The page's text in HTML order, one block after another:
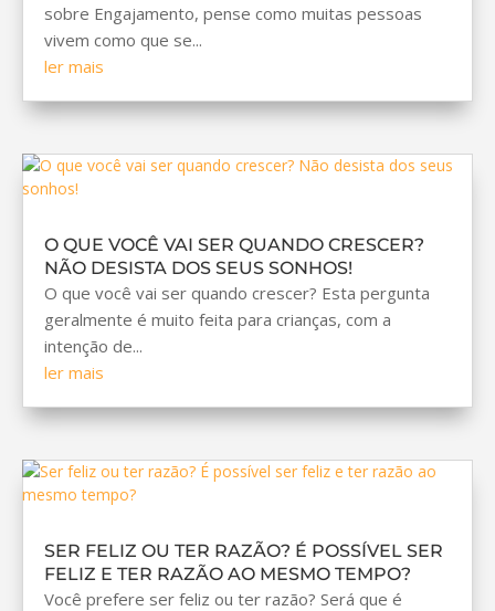
sobre Engajamento, pense como muitas pessoas
vivem como que se...
ler mais
O QUE VOCÊ VAI SER QUANDO CRESCER?
NÃO DESISTA DOS SEUS SONHOS!
O que você vai ser quando crescer? Esta pergunta
geralmente é muito feita para crianças, com a
intenção de...
ler mais
SER FELIZ OU TER RAZÃO? É POSSÍVEL SER
FELIZ E TER RAZÃO AO MESMO TEMPO?
Você prefere ser feliz ou ter razão? Será que é